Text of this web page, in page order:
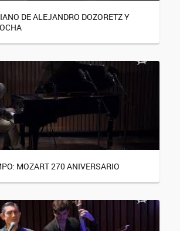
DE ALEJANDRO DOZORETZ Y
MOZART 270 ANIVERSARIO